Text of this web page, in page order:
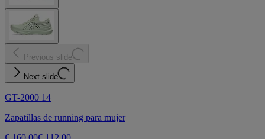
Previous slide
Next slide
GT-2000 14
Zapatillas de running para mujer